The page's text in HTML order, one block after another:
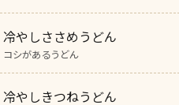
冷やしささめうどん
コシがあるうどん
冷やしきつねうどん